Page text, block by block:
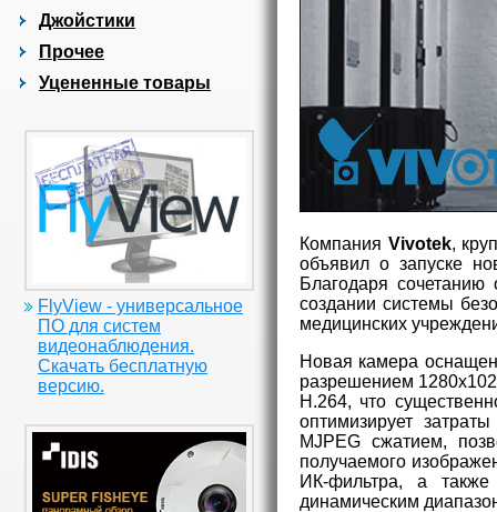
Джойстики
Прочее
Уцененные товары
FlyView - универсальное
ПО для систем
видеонаблюдения.
Скачать бесплатную
версию.
Компания Vivotek,
объявил о запуске
Благодаря сочетанию
создании системы
медицинских
Новая камера
разрешением
H.264, что
оптимизирует
MJPEG сжатием,
получаемого
ИК-фильтра, а
динамическим